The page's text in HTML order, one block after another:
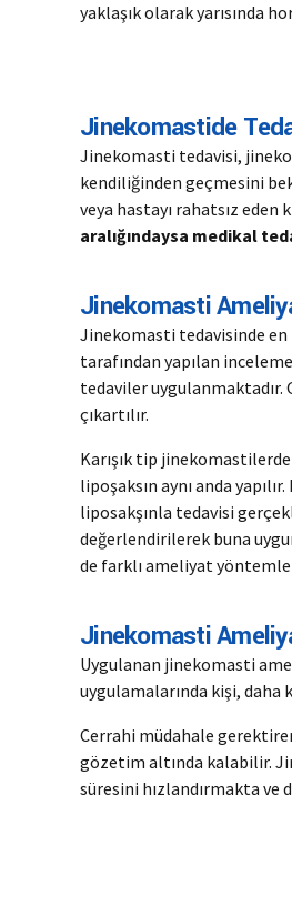
yaklaşık olarak yarısında
Jinekomastide
Jinekomasti tedavisi,
kendiliğinden geçmesini
veya hastayı rahatsız
aralığındaysa medikal
Jinekomasti
Jinekomasti tedavisinde en
tarafından yapılan
tedaviler uygulanmaktadır.
çıkartılır.
Karışık tip
lipoşaksın aynı anda
liposakşınla tedavisi
değerlendirilerek buna
de farklı ameliyat
Jinekomasti
Uygulanan jinekomasti
uygulamalarında kişi,
Cerrahi müdahale
gözetim altında kalabilir.
süresini hızlandırmakta ve